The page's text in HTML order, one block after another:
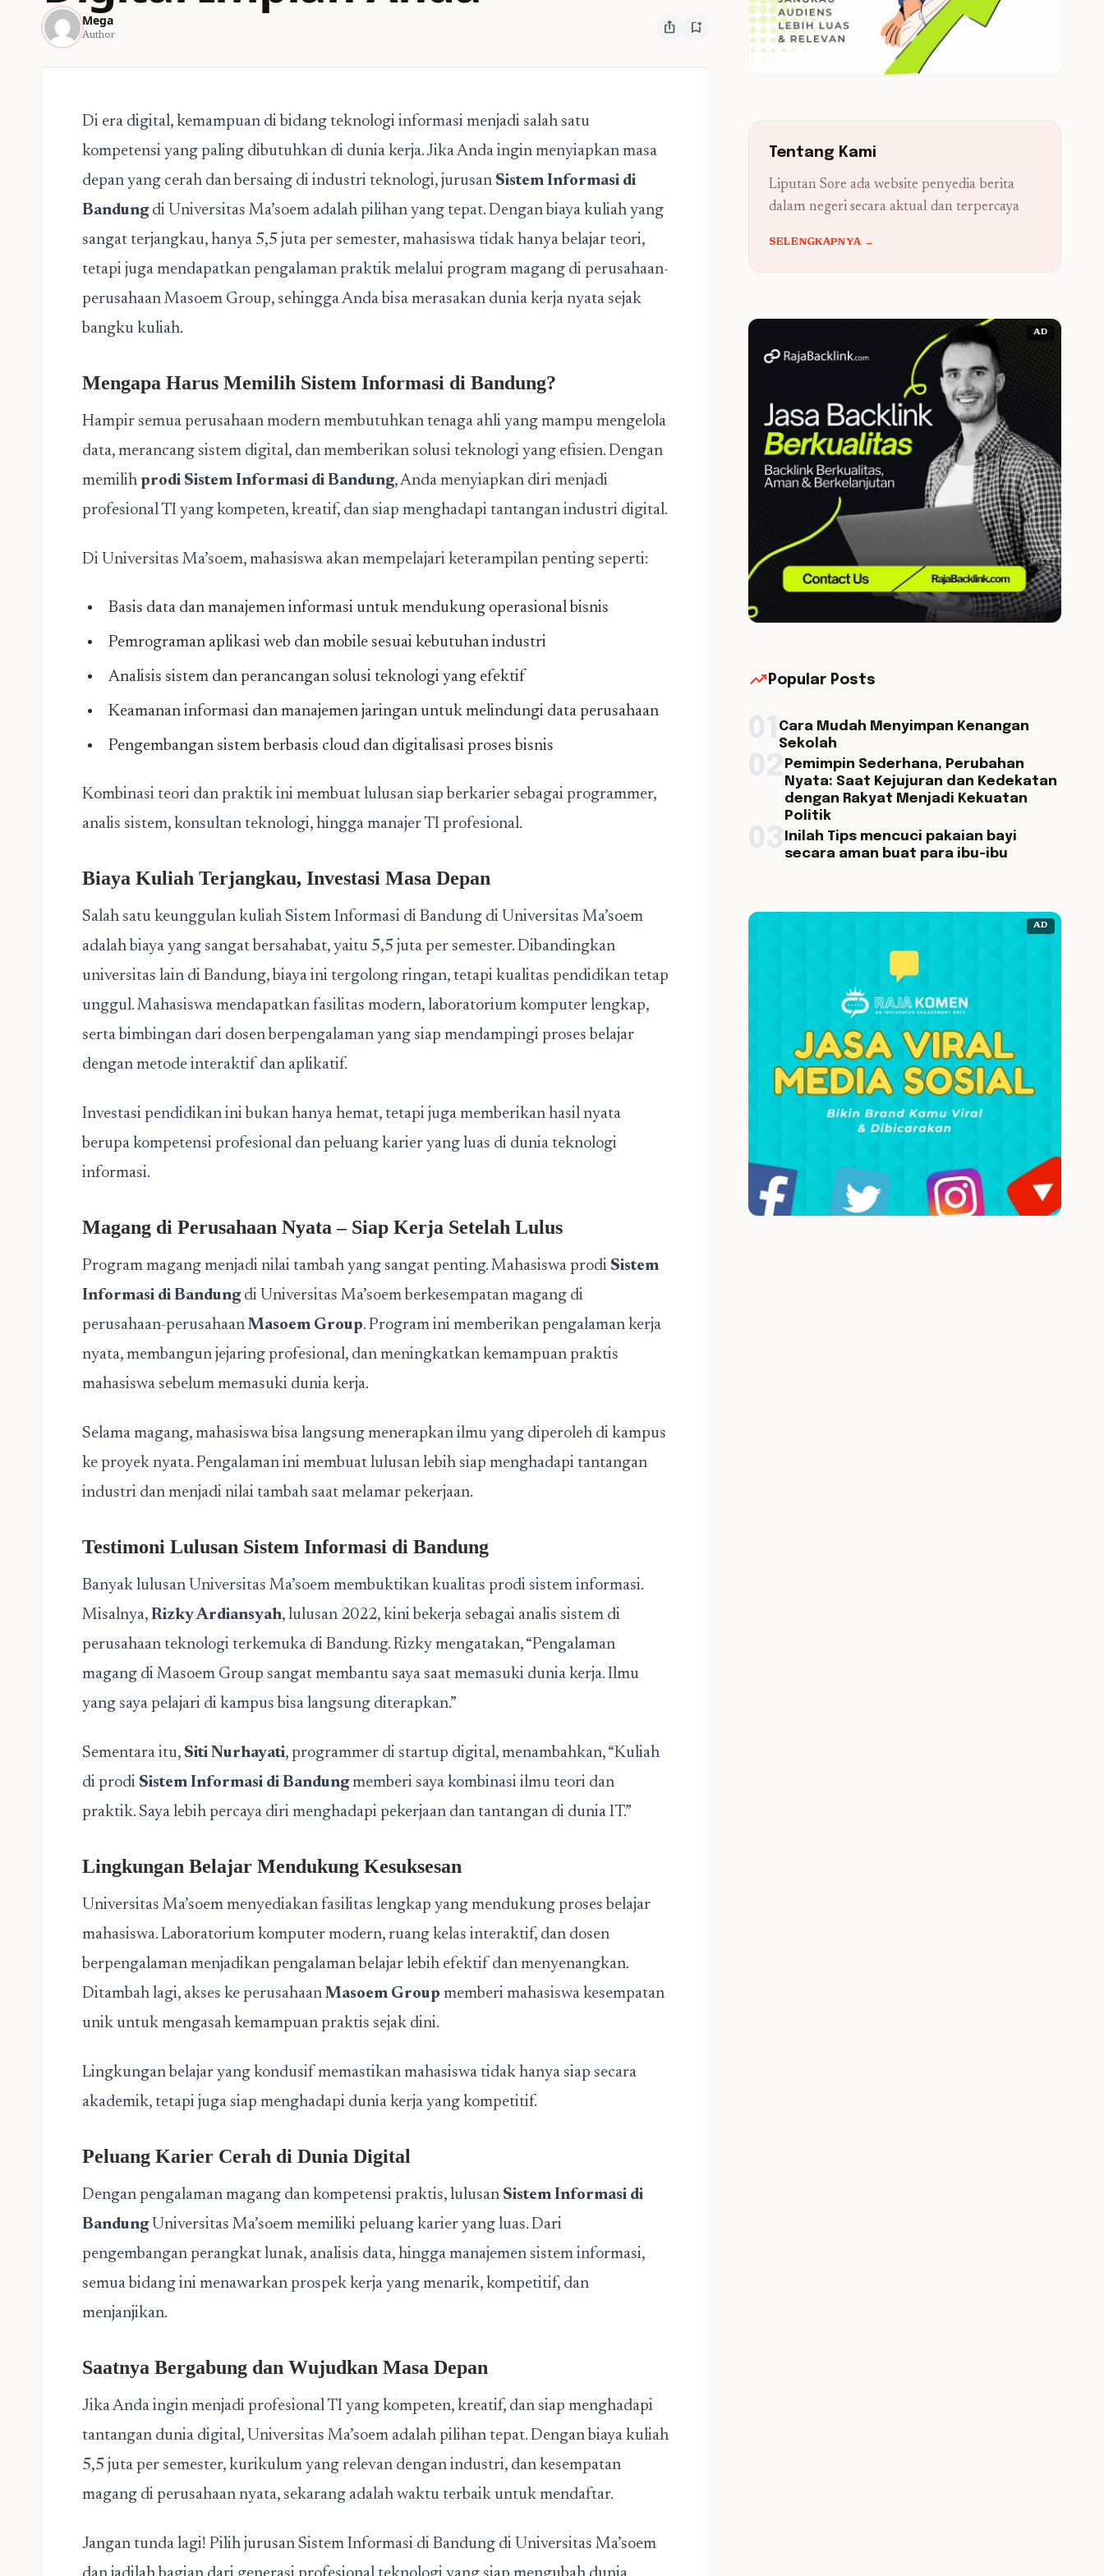
Mega
Author ios_share bookmark_add
Di era digital, kemampuan di bidang teknologi informasi menjadi salah satu
kompetensi yang paling dibutuhkan di dunia kerja. Jika Anda ingin menyiapkan masa
depan yang cerah dan bersaing di industri teknologi, jurusan Sistem Informasi di
Bandungdi Universitas Ma’soem adalah pilihan yang tepat. Dengan biaya kuliah yang
sangat terjangkau, hanya 5,5 juta per semester, mahasiswa tidak hanya belajar teori,
tetapi juga mendapatkan pengalaman praktik melalui program magang di perusahaan-
perusahaan Masoem Group, sehingga Anda bisa merasakan dunia kerja nyata sejak
bangku kuliah.
Mengapa Harus Memilih Sistem Informasi di Bandung?
Hampir semua perusahaan modern membutuhkan tenaga ahli yang mampu mengelola
data, merancang sistem digital, dan memberikan solusi teknologi yang efisien. Dengan
memilih prodi Sistem Informasi di Bandung, Anda menyiapkan diri menjadi
profesional TI yang kompeten, kreatif, dan siap menghadapi tantangan industri digital.
Di Universitas Ma’soem, mahasiswa akan mempelajari keterampilan penting seperti:
Basis data dan manajemen informasi untuk mendukung operasional bisnis
Pemrograman aplikasi web dan mobile sesuai kebutuhan industri
Analisis sistem dan perancangan solusi teknologi yang efektif
Keamanan informasi dan manajemen jaringan untuk melindungi data perusahaan
Pengembangan sistem berbasis cloud dan digitalisasi proses bisnis
Kombinasi teori dan praktik ini membuat lulusan siap berkarier sebagai programmer,
analis sistem, konsultan teknologi, hingga manajer TI profesional.
Biaya Kuliah Terjangkau, Investasi Masa Depan
Salah satu keunggulan kuliah Sistem Informasi di Bandung di Universitas Ma’soem
adalah biaya yang sangat bersahabat, yaitu 5,5 juta per semester. Dibandingkan
universitas lain di Bandung, biaya ini tergolong ringan, tetapi kualitas pendidikan tetap
unggul. Mahasiswa mendapatkan fasilitas modern, laboratorium komputer lengkap,
serta bimbingan dari dosen berpengalaman yang siap mendampingi proses belajar
dengan metode interaktif dan aplikatif.
Investasi pendidikan ini bukan hanya hemat, tetapi juga memberikan hasil nyata
berupa kompetensi profesional dan peluang karier yang luas di dunia teknologi
informasi.
Magang di Perusahaan Nyata – Siap Kerja Setelah Lulus
Program magang menjadi nilai tambah yang sangat penting. Mahasiswa prodi Sistem
Informasi di Bandungdi Universitas Ma’soem berkesempatan magang di
perusahaan-perusahaan Masoem Group. Program ini memberikan pengalaman kerja
nyata, membangun jejaring profesional, dan meningkatkan kemampuan praktis
mahasiswa sebelum memasuki dunia kerja.
Selama magang, mahasiswa bisa langsung menerapkan ilmu yang diperoleh di kampus
ke proyek nyata. Pengalaman ini membuat lulusan lebih siap menghadapi tantangan
industri dan menjadi nilai tambah saat melamar pekerjaan.
Testimoni Lulusan Sistem Informasi di Bandung
Banyak lulusan Universitas Ma’soem membuktikan kualitas prodi sistem informasi.
Misalnya, Rizky Ardiansyah, lulusan 2022, kini bekerja sebagai analis sistem di
perusahaan teknologi terkemuka di Bandung. Rizky mengatakan, “Pengalaman
magang di Masoem Group sangat membantu saya saat memasuki dunia kerja. Ilmu
yang saya pelajari di kampus bisa langsung diterapkan.”
Sementara itu, Siti Nurhayati, programmer di startup digital, menambahkan, “Kuliah
di prodi Sistem Informasi di Bandungmemberi saya kombinasi ilmu teori dan
praktik. Saya lebih percaya diri menghadapi pekerjaan dan tantangan di dunia IT.”
Lingkungan Belajar Mendukung Kesuksesan
Universitas Ma’soem menyediakan fasilitas lengkap yang mendukung proses belajar
mahasiswa. Laboratorium komputer modern, ruang kelas interaktif, dan dosen
berpengalaman menjadikan pengalaman belajar lebih efektif dan menyenangkan.
Ditambah lagi, akses ke perusahaan Masoem Group memberi mahasiswa kesempatan
unik untuk mengasah kemampuan praktis sejak dini.
Lingkungan belajar yang kondusif memastikan mahasiswa tidak hanya siap secara
akademik, tetapi juga siap menghadapi dunia kerja yang kompetitif.
Peluang Karier Cerah di Dunia Digital
Dengan pengalaman magang dan kompetensi praktis, lulusan Sistem Informasi di
BandungUniversitas Ma’soem memiliki peluang karier yang luas. Dari
pengembangan perangkat lunak, analisis data, hingga manajemen sistem informasi,
semua bidang ini menawarkan prospek kerja yang menarik, kompetitif, dan
menjanjikan.
Saatnya Bergabung dan Wujudkan Masa Depan
Jika Anda ingin menjadi profesional TI yang kompeten, kreatif, dan siap menghadapi
tantangan dunia digital, Universitas Ma’soem adalah pilihan tepat. Dengan biaya kuliah
5,5 juta per semester, kurikulum yang relevan dengan industri, dan kesempatan
magang di perusahaan nyata, sekarang adalah waktu terbaik untuk mendaftar.
Jangan tunda lagi! Pilih jurusan Sistem Informasi di Bandung di Universitas Ma’soem
Tentang Kami
Liputan Sore ada website penyedia berita
dalam negeri secara aktual dan terpercaya
SELENGKAPNYA →
AD
trending_up Popular Posts
Cara Mudah Menyimpan Kenangan
Sekolah
Pemimpin Sederhana, Perubahan
Nyata: Saat Kejujuran dan Kedekatan
dengan Rakyat Menjadi Kekuatan
Politik
Inilah Tips mencuci pakaian bayi
secara aman buat para ibu-ibu
AD